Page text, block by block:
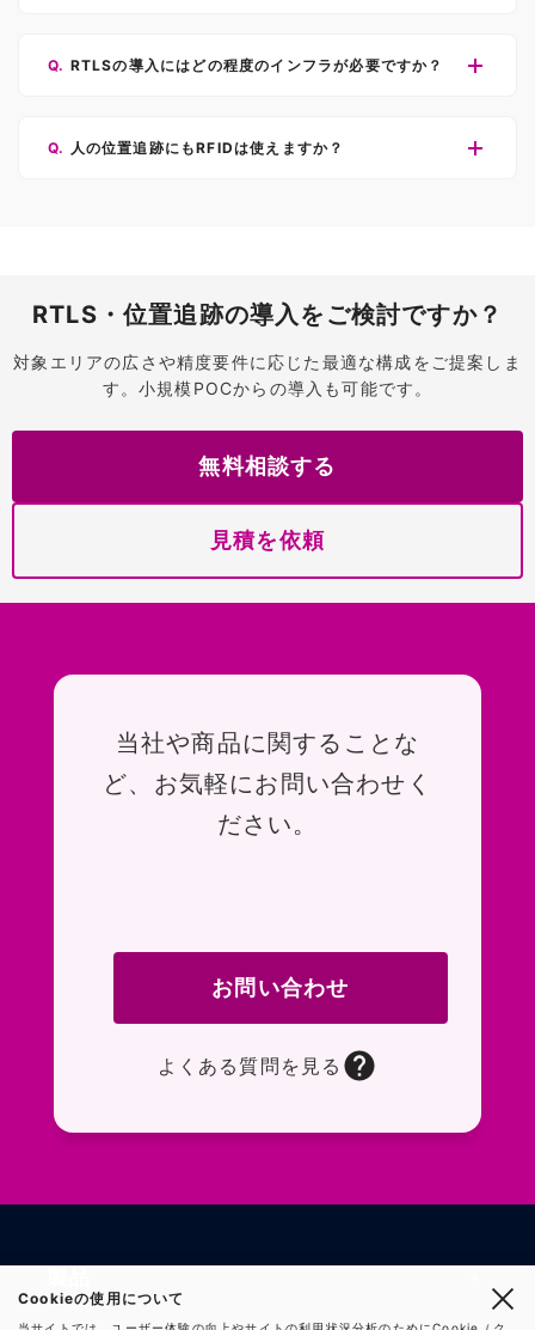
RTLSの導入にはどの程度のインフラが必要ですか？
人の位置追跡にもRFIDは使えますか？
RTLS・位置追跡の導入をご検討ですか？
対象エリアの広さや精度要件に応じた最適な構成をご提案しま
す。小規模POCからの導入も可能です。
無料相談する
見積を依頼
お問い合わせ
当社や商品に関することな
ど、お気軽にお問い合わせく
ださい。
お問い合わせ
よくある質問を見る
Cookieの使用について